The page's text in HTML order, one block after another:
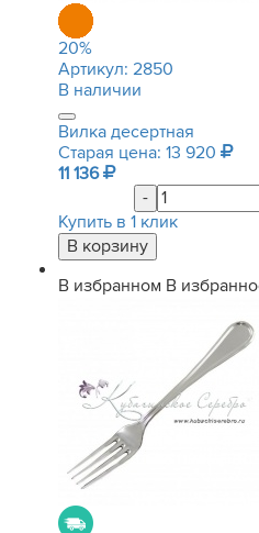
20%
Артикул: 2850
В наличии
Вилка десертная
Старая цена: 13 920
11 136
-
Купить в 1 клик
В избранном В